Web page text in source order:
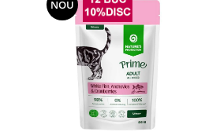
NOU